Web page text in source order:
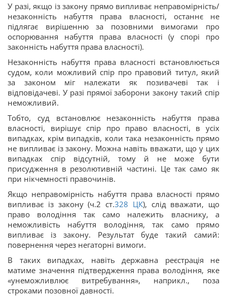
У разі, якщо із закону прямо випливає неправомірність/
незаконність набуття права власності, останнє не
підлягає вирішенню за позовними вимогами про
оспорювання набуття права власності (у спорі про
законність набуття права власності).
Незаконність набуття права власності встановлюється
судом, коли можливий спір про правовий титул, який
за законом міг належати як позивачеві так і
відповідачеві. У разі прямої заборони закону такий спір
неможливий.
Тобто, суд встановлює незаконність набуття права
власності, вирішує спір про право власності, в усіх
випадках, крім випадків, коли така незаконність прямо
не випливає із закону. Можна навіть вважати, що у цих
випадках спір відсутній, тому й не може бути
присудження в резолютивній частині. Це так само як
при нікчемності правочинів.
Якщо неправомірність набуття права власності прямо
випливає із закону (ч.2 ст.328 ЦК), слід вважати, що
право володіння так само належить власнику, а
неможливість набуття володіння, так само прямо
випливає із закону. Результат буде такий самий:
повернення через негаторні вимоги.
В таких випадках, навіть державна реєстрація не
матиме значення підтвердження права володіння, яке
«унеможливлює витребування», наприкл., поза
строками позовної давності.